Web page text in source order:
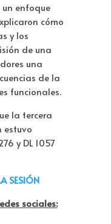
enfoque
cómo
y los
de una
una
de la
funcionales.
la tercera
estuvo
y DL 1057
SESIÓN
sociales: